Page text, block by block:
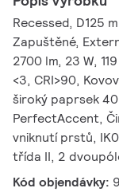
Recessed, D125
Zapuštěné,
2700 lm, 23 W,
<3, CRI>90,
široký paprsek
PerfectAccent,
vniknutí prstů,
třída II, 2
Kód objendávky: